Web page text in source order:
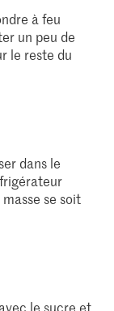
à feu
un peu de
le reste du
dans le
se soit
le sucre et